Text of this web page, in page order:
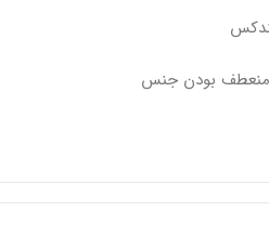
منعطف بودن جنس